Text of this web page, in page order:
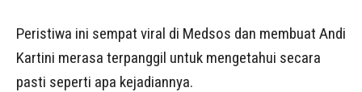
Peristiwa ini sempat viral di Medsos dan membuat Andi
Kartini merasa terpanggil untuk mengetahui secara
pasti seperti apa kejadiannya.